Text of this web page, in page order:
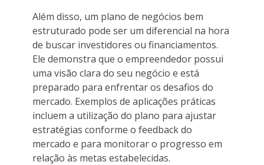
Além disso, um plano de negócios bem
estruturado pode ser um diferencial na hora
de buscar investidores ou financiamentos.
Ele demonstra que o empreendedor possui
uma visão clara do seu negócio e está
preparado para enfrentar os desafios do
mercado. Exemplos de aplicações práticas
incluem a utilização do plano para ajustar
estratégias conforme o feedback do
mercado e para monitorar o progresso em
relação às metas estabelecidas.